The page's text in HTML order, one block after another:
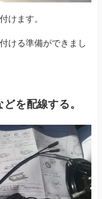
けます。
ける準備ができまし
を配線する。